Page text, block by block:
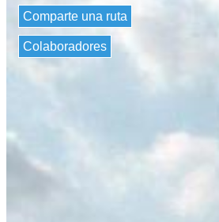
Comparte una ruta
Colaboradores